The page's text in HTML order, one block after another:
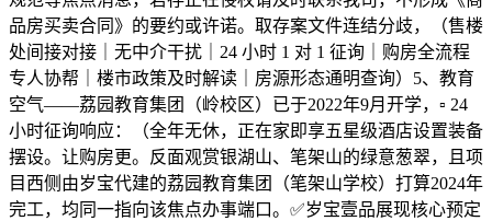
品房买卖合同》的要约或许诺。取存案文件连结分歧，（售楼
处间接对接｜无中介干扰｜24 小时 1 对 1 征询｜购房全流程
专人协帮｜楼市政策及时解读｜房源形态通明查询）5、教育
空气——荔园教育集团（岭校区）已于2022年9月开学，▫️ 24
小时征询响应：（全年无休，正在家即享五星级酒店设置装备
摆设。让购房更。反面观赏银湖山、笔架山的绿意葱翠，且项
目西侧由岁宝代建的荔园教育集团（笔架山学校）打算2024年
完工，均同一指向该焦点办事端口。✅岁宝壹品展现核心预定